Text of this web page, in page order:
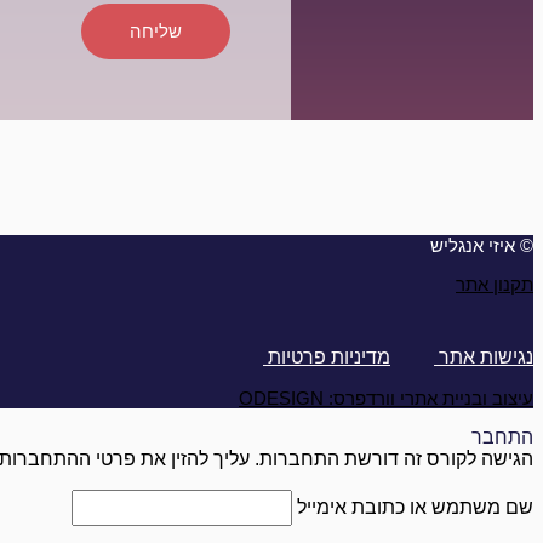
שליחה
© איזי אנגליש
תקנון אתר
נגישות אתר
מדיניות פרטיות
עיצוב ובניית אתרי וורדפרס: ODESIGN
התחבר
הגישה לקורס זה דורשת התחברות. עליך להזין את פרטי ההתחברות
שם משתמש או כתובת אימייל